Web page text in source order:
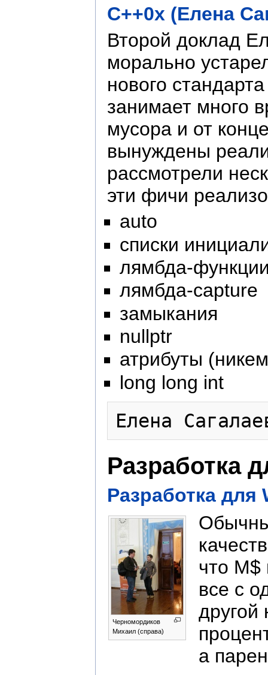
C++0x (Елена
Второй доклад
морально
нового
занимает много
мусора и от
вынуждены
рассмотрели
эти фичи
auto
списки
лямбда-
лямбда-capture
замыкания
nullptr
атрибуты
long long int
Разработка
Разработка
Черномордиков
Михаил (справа)
что M$
все с
другой
а